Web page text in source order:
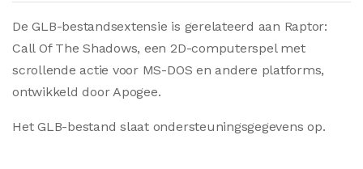
De GLB-bestandsextensie is gerelateerd aan Raptor:
Call Of The Shadows, een 2D-computerspel met
scrollende actie voor MS-DOS en andere platforms,
ontwikkeld door Apogee.
Het GLB-bestand slaat ondersteuningsgegevens op.